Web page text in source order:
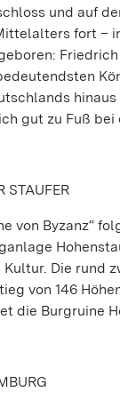
und auf
fort –
gut zu Fuß
STAUFER
von Byzanz“
Die rund
von 146
die Burgruine